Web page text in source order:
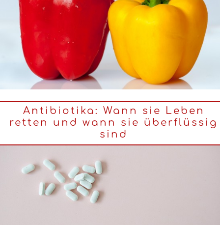
Antibiotika: Wann sie Leben
retten und wann sie überflüssig
sind